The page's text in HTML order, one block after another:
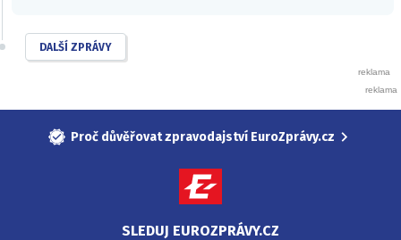
DALŠÍ ZPRÁVY
Proč důvěřovat zpravodajství EuroZprávy.cz
SLEDUJ EUROZPRÁVY.CZ